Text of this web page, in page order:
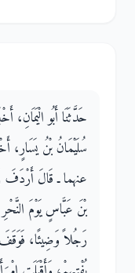
حَدَّثَنَا أَبُو
سُلَيْمَانُ بْنُ يَسَارٍ،
عنهما ـ قَالَ أَرْدَفَ
بْنَ عَبَّاسٍ يَوْمَ
رَجُلاً وَضِيئًا، فَوَقَفَ